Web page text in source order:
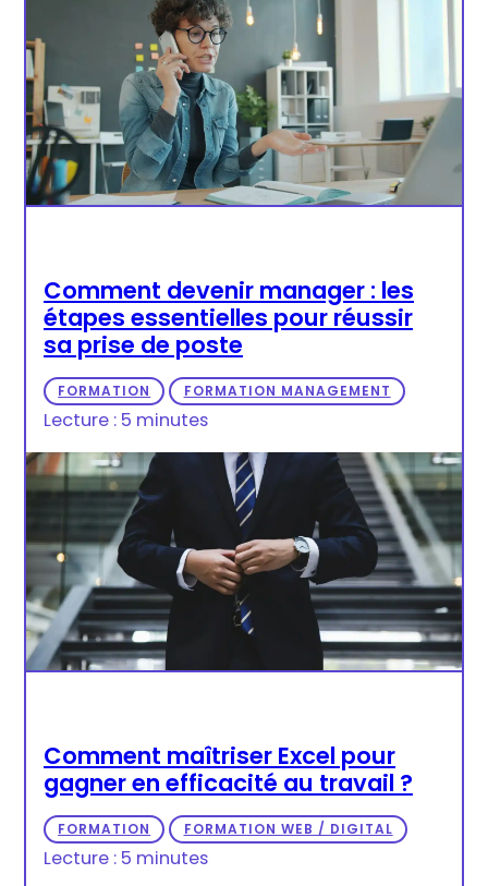
Comment devenir manager : les
étapes essentielles pour réussir
sa prise de poste
FORMATION FORMATION MANAGEMENT
Lecture : 5 minutes
Comment maîtriser Excel pour
gagner en efficacité au travail ?
FORMATION FORMATION WEB / DIGITAL
Lecture : 5 minutes